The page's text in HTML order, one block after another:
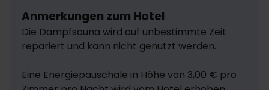
Anmerkungen zum Hotel
Die Dampfsauna wird auf unbestimmte Zeit
repariert und kann nicht genutzt werden.
Eine Energiepauschale in Höhe von 3,00 € pro